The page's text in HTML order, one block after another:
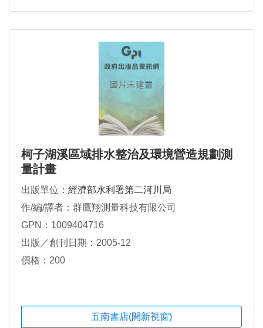
柯子湖溪區域排水整治及環境營造規劃測
量計畫
出版單位： 經濟部水利署第二河川局
作/編/譯者：群鷹翔測量科技有限公司
GPN：1009404716
出版／創刊日期：2005-12
價格：200
五南書店(開新視窗)